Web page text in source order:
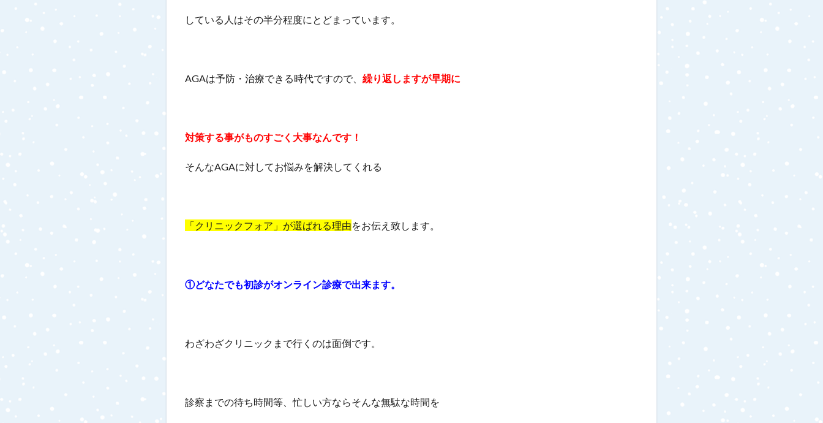
している人はその半分程度にとどまっています。
AGAは予防・治療できる時代ですので、 繰り返しますが早期に
対策する事がものすごく大事なんです！
そんなAGAに対してお悩みを解決してくれる
「クリニックフォア」が選ばれる理由をお伝え致します。
①どなたでも初診がオンライン診療で出来ます。
わざわざクリニックまで行くのは面倒です。
診察までの待ち時間等、忙しい方ならそんな無駄な時間を